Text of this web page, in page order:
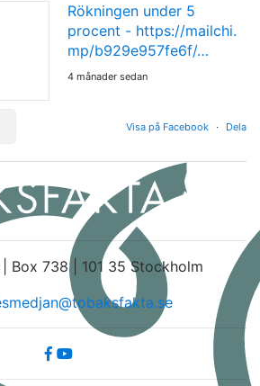
Rökningen under 5
procent - https://mailchi.
mp/b929e957fe6f/…
4 månader sedan
Visa på Facebook · Dela
Box 738 | 101 35 Stockholm